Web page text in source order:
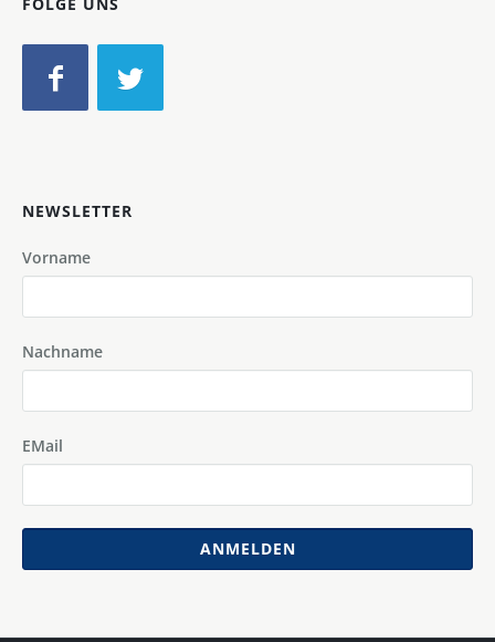
FOLGE UNS
NEWSLETTER
Vorname
Nachname
EMail
ANMELDEN